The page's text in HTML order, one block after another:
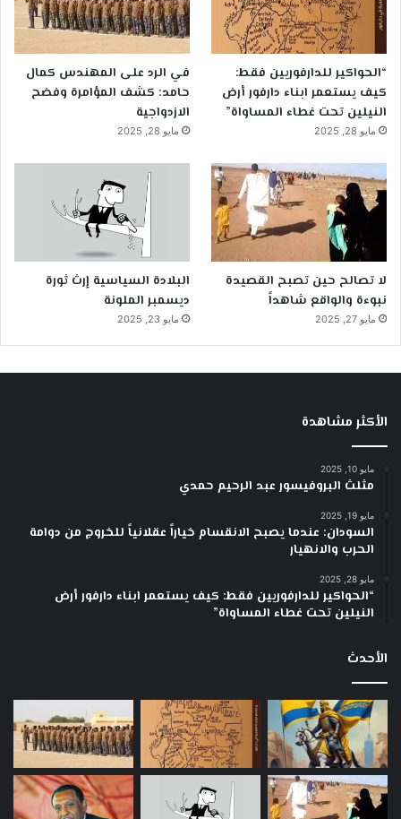
“الحواكير للدارفوريين فقط:
كيف يستعمر ابناء دارفور أرض
النيلين تحت غطاء المساواة”
مايو 28, 2025
في الرد على المهندس كمال
حامد: كشف المؤامرة وفضح
الازدواجية
مايو 28, 2025
لا تصالح حين تصبح القصيدة
نبوءة والواقع شاهداً
مايو 27, 2025
البلادة السياسية إرث ثورة
ديسمبر الملونة
مايو 23, 2025
الأكثر مشاهدة
مايو 10, 2025
مثلث البروفيسور عبد الرحيم حمدي
مايو 19, 2025
السودان: عندما يصبح الانقسام خياراً عقلانياً للخروج من دوامة
الحرب والانهيار
مايو 28, 2025
“الحواكير للدارفوريين فقط: كيف يستعمر ابناء دارفور أرض
النيلين تحت غطاء المساواة”
الأحدث